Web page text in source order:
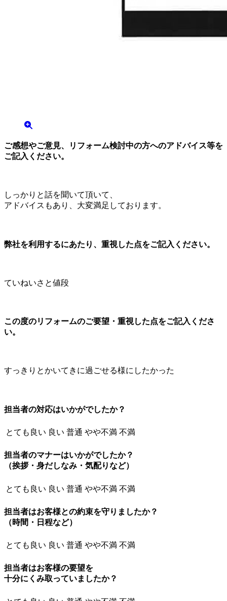
ご感想やご意見、リフォーム検討中の方へのアドバイス等を
ご記入ください。
しっかりと話を聞いて頂いて、
アドバイスもあり、大変満足しております。
弊社を利用するにあたり、重視した点をご記入ください。
ていねいさと値段
この度のリフォームのご要望・重視した点をご記入くださ
い。
すっきりとかいてきに過ごせる様にしたかった
担当者の対応はいかがでしたか？
とても良い 良い 普通 やや不満 不満
担当者のマナーはいかがでしたか？
（挨拶・身だしなみ・気配りなど）
とても良い 良い 普通 やや不満 不満
担当者はお客様との約束を守りましたか？
（時間・日程など）
とても良い 良い 普通 やや不満 不満
担当者はお客様の要望を
十分にくみ取っていましたか？